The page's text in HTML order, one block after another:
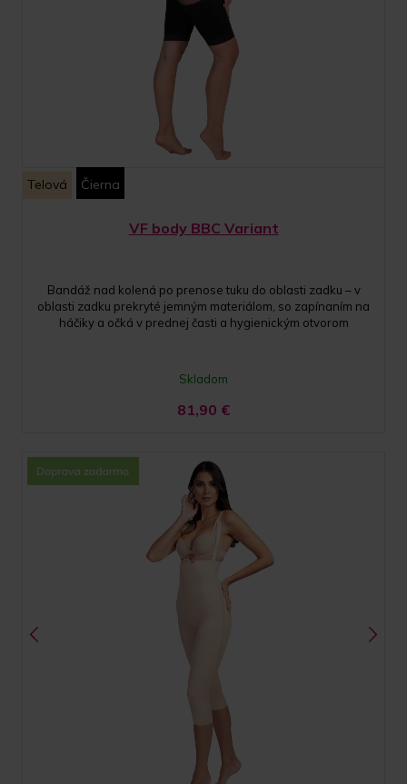
Telová Čierna
VF body BBC Variant
Bandáž nad kolená po prenose tuku do oblasti zadku – v
oblasti zadku prekryté jemným materiálom, so zapínaním na
háčiky a očká v prednej časti a hygienickým otvorom
Skladom
81,90 €